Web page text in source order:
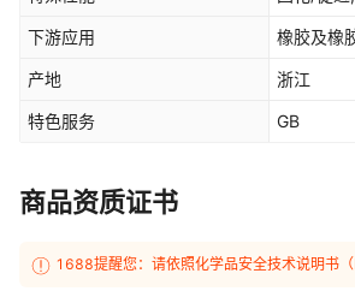
下游应用 橡胶及橡
产地 浙江
特色服务 GB
商品资质证书
1688提醒您：请依照化学品安全技术说明书